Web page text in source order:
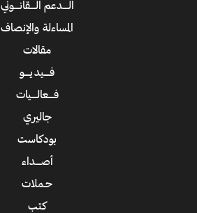
الــــدعم الــــقانــــوني
المساءلة والإنصاف
مقالات
فــــيديــــو
فــــعالــــيات
جاليري
بودكاست
أصــــداء
حـملات
كتب